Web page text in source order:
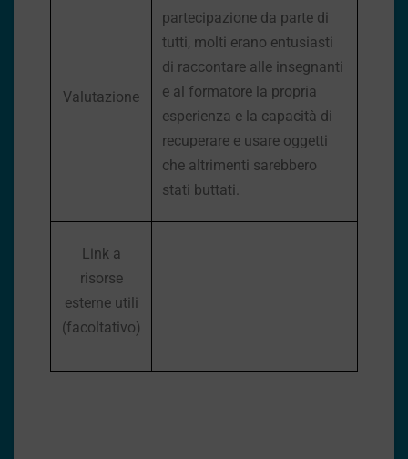
Valutazione
partecipazione da parte di
tutti, molti erano entusiasti
di raccontare alle insegnanti
e al formatore la propria
esperienza e la capacità di
recuperare e usare oggetti
che altrimenti sarebbero
stati buttati.
Link a
risorse
esterne utili
(facoltativo)